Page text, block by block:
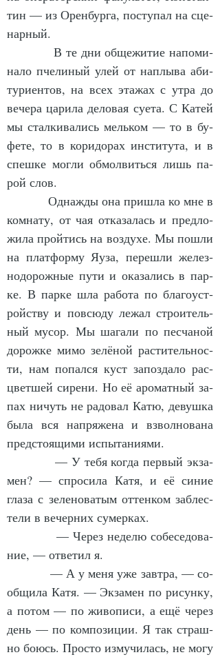
тин — из Орен­бур­га, по­сту­пал на сце­
нар­ный.
            В те дни об­ще­жи­тие на­по­ми­
на­ло пче­ли­ный улей от на­плы­ва аби­
ту­ри­ен­тов, на всех эта­жах с ут­ра до
ве­че­ра ца­ри­ла де­ло­вая су­е­та. С Ка­тей
мы стал­ки­ва­лись мель­ком — то в бу­
фе­те, то в ко­ри­до­рах ин­сти­ту­та, и в
спеш­ке мог­ли об­мол­вить­ся лишь па­
рой слов.
ком­на­ту, от чая от­ка­за­лась и пред­ло­
жи­ла прой­тись на воз­ду­хе. Мы по­шли
на плат­фор­му Яу­за, пе­ре­шли же­лез­
но­до­рож­ные пу­ти и ока­за­лись в пар­
ке. В пар­ке шла ра­бо­та по бла­го­уст­
ройст­ву и по­всю­ду ле­жал стро­и­тель­
ный му­сор. Мы ша­га­ли по пес­ча­ной
до­рож­ке ми­мо зе­лё­ной рас­ти­тель­нос­
ти, нам по­пал­ся куст за­поз­да­ло рас­
цвет­шей си­ре­ни. Но её аро­мат­ный за­
пах ни­чуть не ра­до­вал Ка­тю, де­вуш­ка
бы­ла вся на­пря­же­на и взвол­но­ва­на
пред­сто­я­щи­ми ис­пы­та­ни­я­ми.
мен? — спро­си­ла Ка­тя, и её си­ние
гла­за с зе­ле­но­ва­тым от­тен­ком за­блес­
те­ли в ве­чер­них су­мер­ках.
ние, — от­ве­тил я.
об­щи­ла Ка­тя. — Эк­за­мен по ри­сун­ку,
а по­том — по жи­во­пи­си, а ещё че­рез
день — по ком­по­зи­ции. Я так страш­
но бо­юсь. Прос­то из­му­чи­лась, не мо­гу